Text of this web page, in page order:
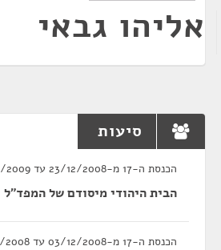
אליהו גבאי
סיעות
הכנסת ה-17 מ-23/12/2008 עד 24/02/2009
הבית היהודי מיסודם של המפד"ל
הכנסת ה-17 מ-03/12/2008 עד 23/12/2008